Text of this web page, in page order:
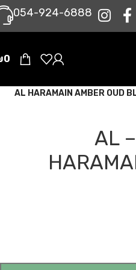
0‪54-924-6888‬
0
אל האראמיין אמבר אוד בלו אדישן (אריזת טסטר) – AL